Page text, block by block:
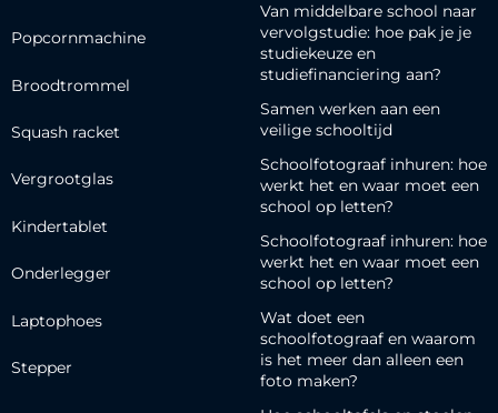
Popcornmachine
Broodtrommel
Squash racket
Vergrootglas
Kindertablet
Onderlegger
Laptophoes
Stepper
Van middelbare school naar
vervolgstudie: hoe pak je je
studiekeuze en
studiefinanciering aan?
Samen werken aan een
veilige schooltijd
Schoolfotograaf inhuren: hoe
werkt het en waar moet een
school op letten?
Schoolfotograaf inhuren: hoe
werkt het en waar moet een
school op letten?
Wat doet een
schoolfotograaf en waarom
is het meer dan alleen een
foto maken?